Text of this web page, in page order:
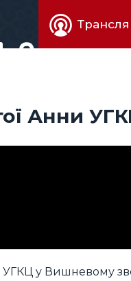
Живе
Анни
УГКЦ у Вишневому